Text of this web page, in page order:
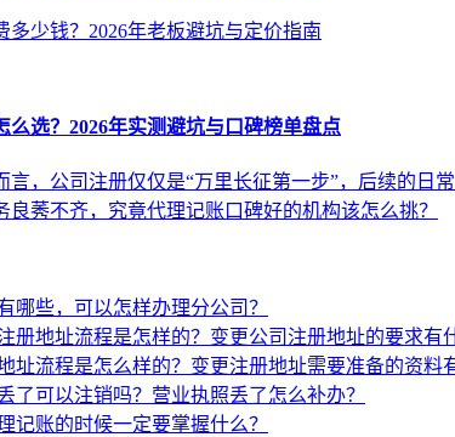
多少钱？2026年老板避坑与定价指南
么选？2026年实测避坑与口碑榜单盘点
言，公司注册仅仅是“万里长征第一步”，后续的日
莠不齐，究竟代理记账口碑好的机构该怎么挑？
哪些，可以怎样办理分公司？
册地址流程是怎样的？变更公司注册地址的要求有
址流程是怎么样的？变更注册地址需要准备的资料
了可以注销吗？营业执照丢了怎么补办？
记账的时候一定要掌握什么？